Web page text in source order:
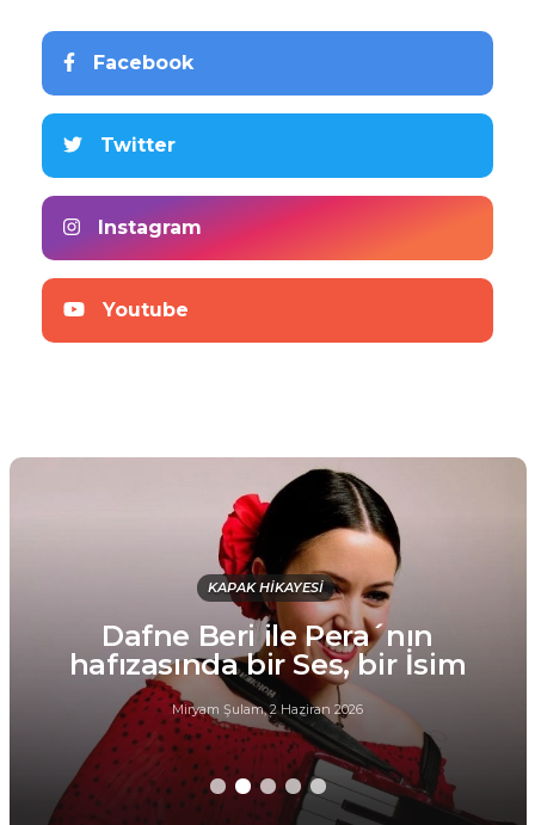
Facebook
Twitter
Instagram
Youtube
KAPAK HİKAYESİ
Dafne Beri ile Pera´nın
hafızasında bir Ses, bir İsim
Miryam Şulam,2 Haziran 2026